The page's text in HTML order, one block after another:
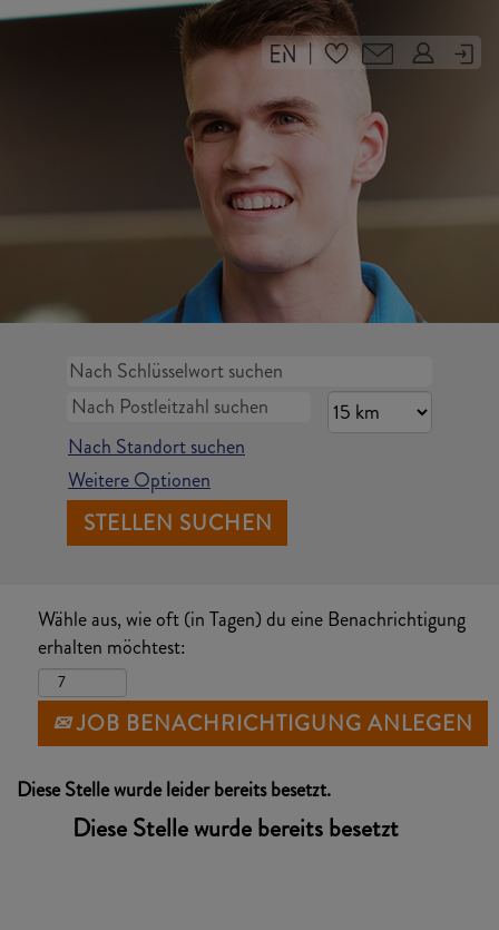
|
Nach Standort suchen
Weitere Optionen
Wähle aus, wie oft (in Tagen) du eine Benachrichtigung
erhalten möchtest:
JOB BENACHRICHTIGUNG ANLEGEN
Diese Stelle wurde leider bereits besetzt.
Diese Stelle wurde bereits besetzt